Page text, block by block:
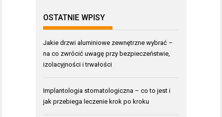
OSTATNIE WPISY
Jakie drzwi aluminiowe zewnętrzne wybrać –
na co zwrócić uwagę przy bezpieczeństwie,
izolacyjności i trwałości
Implantologia stomatologiczna – co to jest i
jak przebiega leczenie krok po kroku